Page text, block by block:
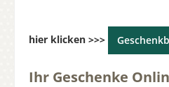
hier klicken >>>
Ihr Geschenke